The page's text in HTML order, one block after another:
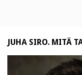
JUHA SIRO. MITÄ